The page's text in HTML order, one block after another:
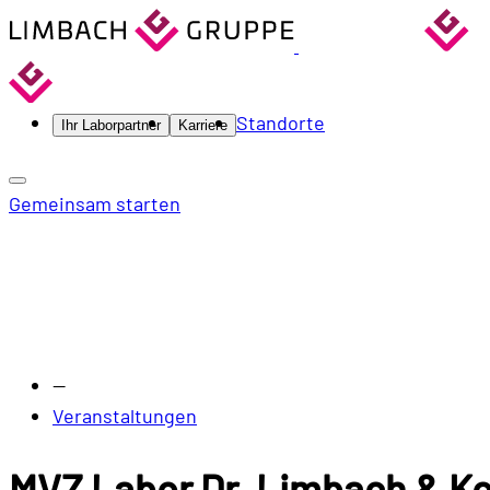
Ihr Laborpartner Karriere Standorte
Gemeinsam starten
—
Veranstaltungen